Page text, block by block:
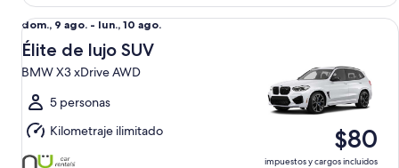
Del
dom.,
9
ago.
al
lun.,
10
ago.
dom., 9 ago. - lun., 10 ago.
Élite de lujo SUV
BMW X3 xDrive AWD
5 personas
Kilometraje ilimitado
$80
impuestos y cargos incluidos
Élite de lujo SUV BMW X3 xDrive AWD